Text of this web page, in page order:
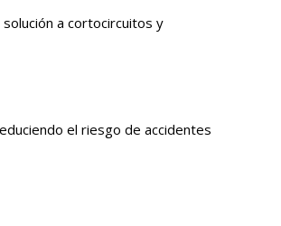
a cortocircuitos y
el riesgo de accidentes